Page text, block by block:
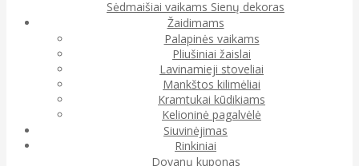
Sėdmaišiai vaikams Sienų dekoras
Žaidimams
Palapinės vaikams
Pliušiniai žaislai
Lavinamieji stoveliai
Mankštos kilimėliai
Kramtukai kūdikiams
Kelioninė pagalvėlė
Siuvinėjimas
Rinkiniai
Dovanų kuponas